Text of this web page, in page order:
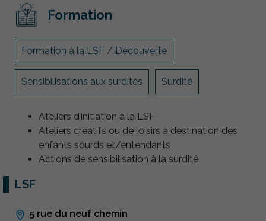
Formation
Formation à la LSF / Découverte
Sensibilisations aux surdités Surdité
Ateliers d’initiation à la LSF
Ateliers créatifs ou de loisirs à destination des
enfants sourds et/entendants
Actions de sensibilisation à la surdité
LSF
5 rue du neuf chemin